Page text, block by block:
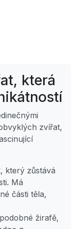
která
zvířat,
který zůstává
Má
části těla,
žirafě,